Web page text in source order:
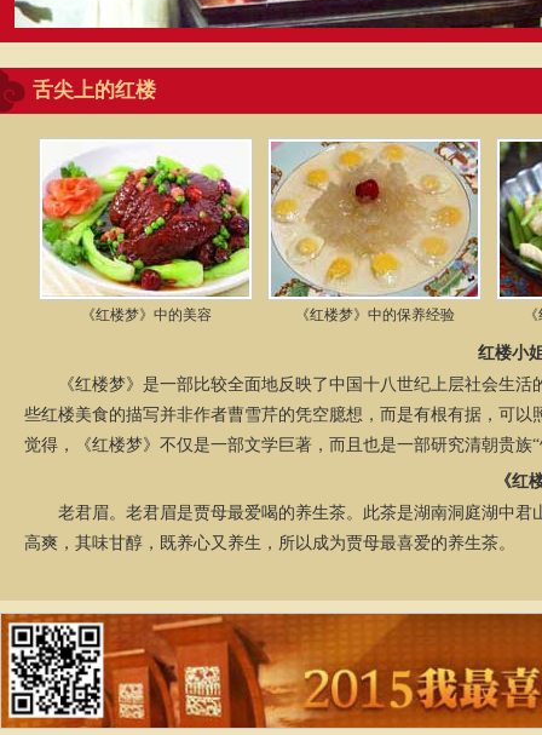
舌尖上的红楼
《红楼梦》中的美容 《红楼梦》中的保养经验
红楼小
《红楼梦》是一部比较全面地反映了中国十八世纪上层社会生活
些红楼美食的描写并非作者曹雪芹的凭空臆想，而是有根有据，可
觉得，《红楼梦》不仅是一部文学巨著，而且也是一部研究清朝贵族
《红
老君眉。老君眉是贾母最爱喝的养生茶。此茶是湖南洞庭湖中君
高爽，其味甘醇，既养心又养生，所以成为贾母最喜爱的养生茶。